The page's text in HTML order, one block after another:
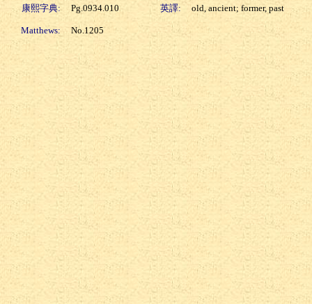
康熙字典: Pg.0934.010 英譯: old, ancient; former, past
Matthews: No.1205